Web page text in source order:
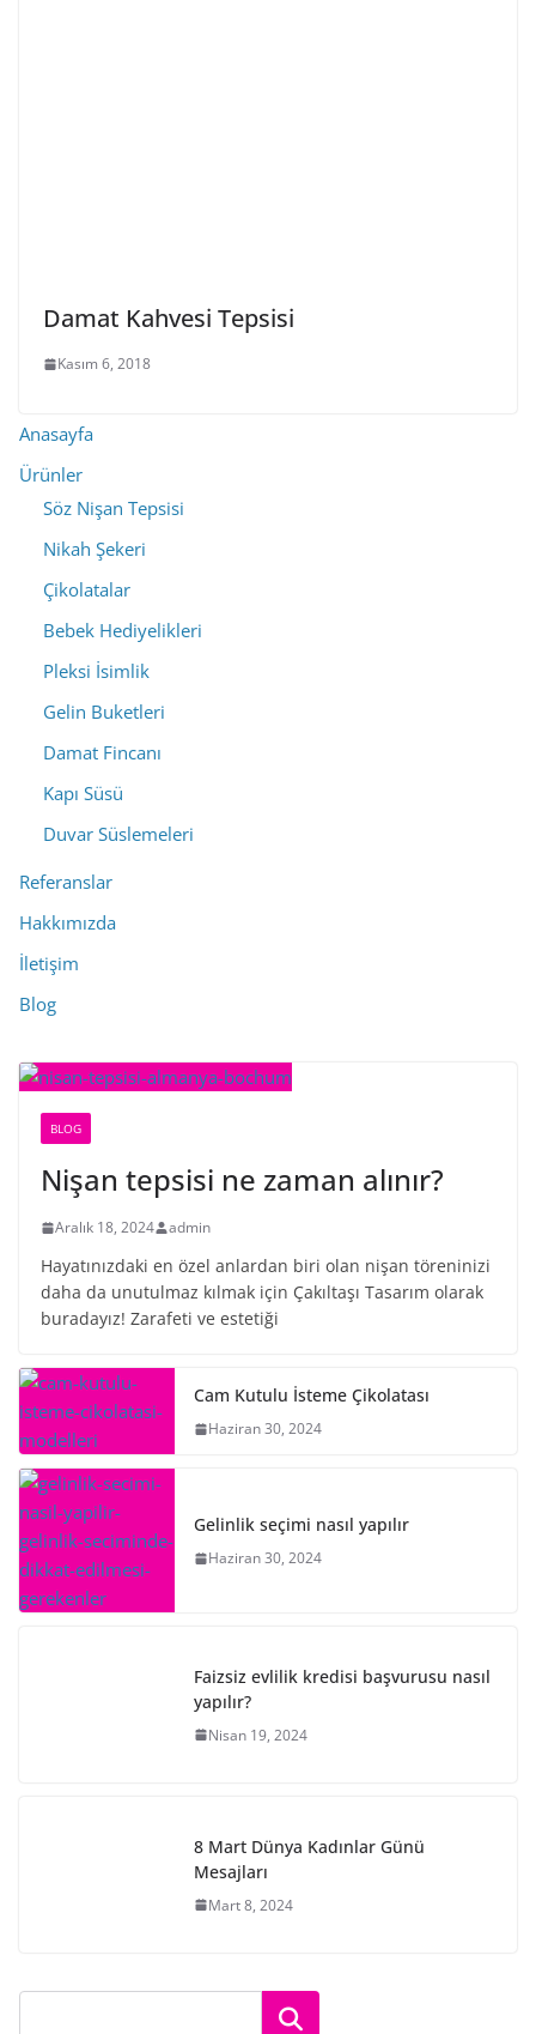
Damat Kahvesi Tepsisi
Kasım 6, 2018
Anasayfa
Ürünler
Söz Nişan Tepsisi
Nikah Şekeri
Çikolatalar
Bebek Hediyelikleri
Pleksi İsimlik
Gelin Buketleri
Damat Fincanı
Kapı Süsü
Duvar Süslemeleri
Referanslar
Hakkımızda
İletişim
Blog
BLOG
Nişan tepsisi ne zaman alınır?
Aralık 18, 2024 admin
Hayatınızdaki en özel anlardan biri olan nişan töreninizi
daha da unutulmaz kılmak için Çakıltaşı Tasarım olarak
buradayız! Zarafeti ve estetiği
Cam Kutulu İsteme Çikolatası
Haziran 30, 2024
Gelinlik seçimi nasıl yapılır
Haziran 30, 2024
Faizsiz evlilik kredisi başvurusu nasıl
yapılır?
Nisan 19, 2024
8 Mart Dünya Kadınlar Günü
Mesajları
Mart 8, 2024
Ara